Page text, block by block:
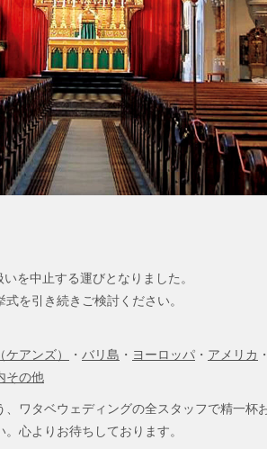
を中止する運びとなりました。
を引き続きご検討ください。
アンズ） ・ バリ島 ・ ヨーロッパ ・ アメリカ
その他
ワタベウェディングの全スタッフで精一杯
心よりお待ちしております。